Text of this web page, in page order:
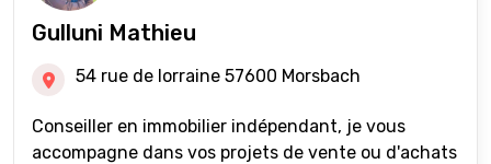
Gulluni Mathieu
54 rue de lorraine 57600 Morsbach
Conseiller en immobilier indépendant, je vous
accompagne dans vos projets de vente ou d'achats